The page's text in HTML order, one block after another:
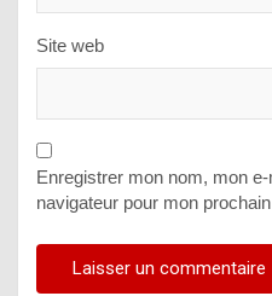
Site web
Enregistrer mon nom, mon
navigateur pour mon